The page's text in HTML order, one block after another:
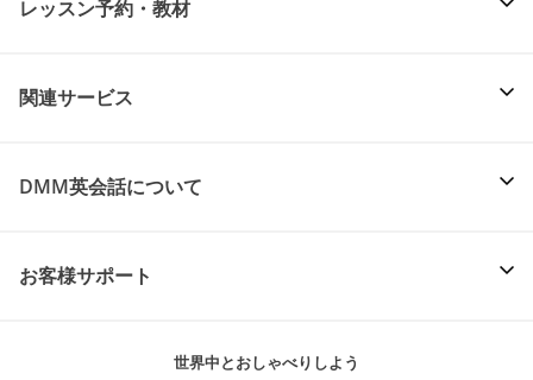
レッスン予約・教材
関連サービス
DMM英会話について
お客様サポート
世界中とおしゃべりしよう